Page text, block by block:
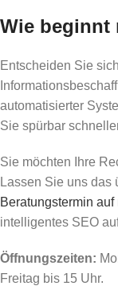
Wie beginnt
Entscheiden Sie
automatisierter
Sie spürbar
Sie möchten Ihre
Lassen Sie uns das
Beratungstermin auf
intelligentes SEO
Öffnungszeiten:
Freitag bis 15 Uhr.